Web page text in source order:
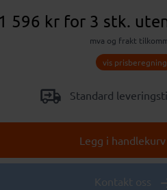
596 kr for 3 stk.
mva og frakt
vis prisberegning
Standard
Legg i handlekurv
Kontakt oss